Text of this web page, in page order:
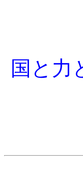
国と力